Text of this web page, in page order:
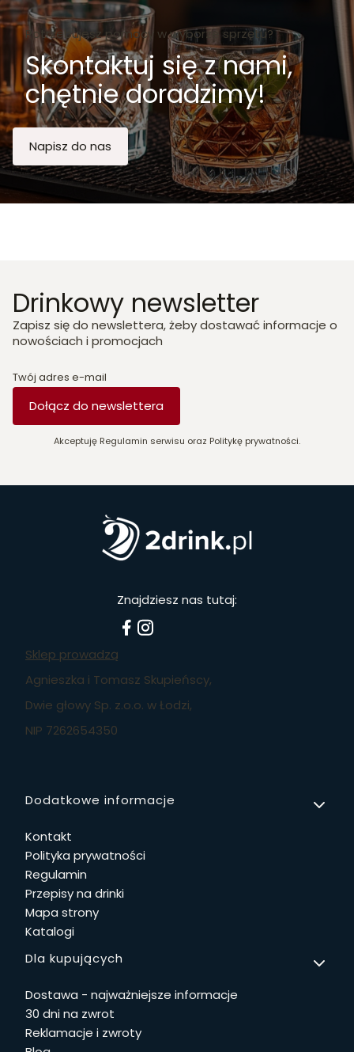
Potrzebujesz pomocy w wyborze sprzętu?
Skontaktuj się z nami,
chętnie doradzimy!
Napisz do nas
Drinkowy newsletter
Zapisz się do newslettera, żeby dostawać informacje o
nowościach i promocjach
Twój adres e-mail
Dołącz do newslettera
Akceptuję Regulamin serwisu oraz Politykę prywatności.
Znajdziesz nas tutaj:
Sklep prowadzą
Agnieszka i Tomasz Skupieńscy,
Dwie głowy Sp. z.o.o. w Łodzi,
NIP 7262654350
Linki w stopce
Dodatkowe informacje
Kontakt
Polityka prywatności
Regulamin
Przepisy na drinki
Mapa strony
Katalogi
Dla kupujących
Dostawa - najważniejsze informacje
30 dni na zwrot
Reklamacje i zwroty